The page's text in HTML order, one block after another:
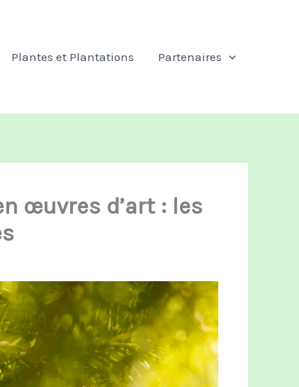
Plantes et Plantations Partenaires
œuvres d’art : les